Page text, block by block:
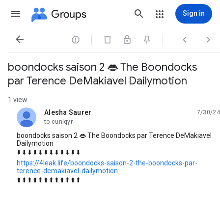
Groups Sign in
   
boondocks saison 2 👄 The Boondocks
par Terence DeMakiavel Dailymotion
1 view
Alesha Saurer
unread,
7/30/24
to cuniqyr
boondocks saison 2 👄 The Boondocks par Terence DeMakiavel
Dailymotion
⬇️ ⬇️ ⬇️ ⬇️ ⬇️ ⬇️ ⬇️ ⬇️ ⬇️ ⬇️ ⬇️ ⬇️
https://4leak.life/boondocks-saison-2-the-boondocks-par-
terence-demakiavel-dailymotion
⬆️ ⬆️ ⬆️ ⬆️ ⬆️ ⬆️ ⬆️ ⬆️ ⬆️ ⬆️ ⬆️ ⬆️